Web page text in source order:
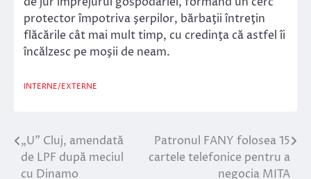
protector împotriva şerpilor, bărbaţii întreţin
flăcările cât mai mult timp, cu credinţa că astfel îi
încălzesc pe moşii de neam.
INTERNE/EXTERNE
Navigare
în
„U” Cluj, amendată
de LPF după meciul
cu Dinamo
Patronul FANY folosea 15
cartele telefonice pentru a
negocia MITA